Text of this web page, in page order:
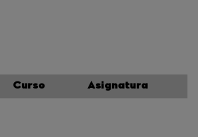
Curso Asignatura